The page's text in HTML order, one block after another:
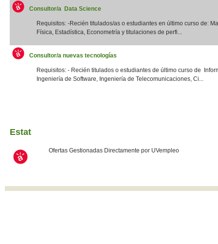
Consultor/a Data Science
Requisitos: -Recién titulados/as o estudiantes en último curso de:
Física, Estadística, Econometría y titulaciones de perfi...
Consultor/a nuevas tecnologías
Requisitos: - Recién titulados o estudiantes de último curso de
Ingeniería de Software, Ingeniería de Telecomunicaciones, Ci...
Estat
Ofertas Gestionadas Directamente por UVempleo